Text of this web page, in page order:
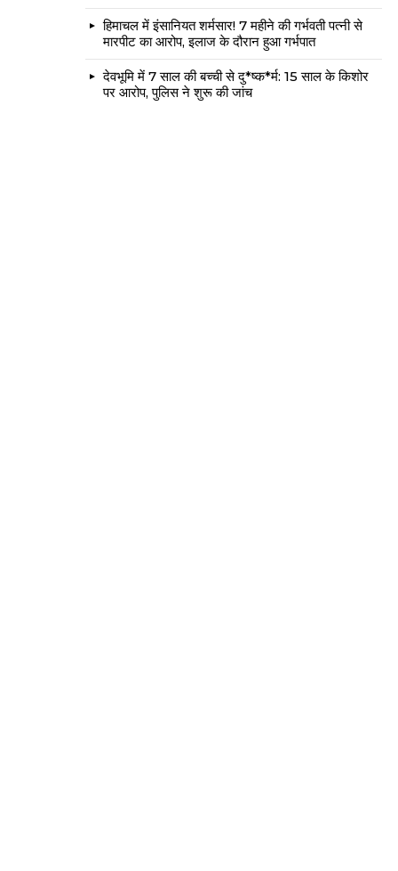
हिमाचल में इंसानियत शर्मसार! 7 महीने की गर्भवती पत्नी से
मारपीट का आरोप, इलाज के दौरान हुआ गर्भपात
देवभूमि में 7 साल की बच्ची से दु*ष्क*र्म: 15 साल के किशोर
पर आरोप, पुलिस ने शुरू की जांच